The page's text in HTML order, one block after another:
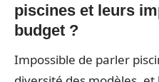
piscines et leurs
budget ?
Impossible de parler